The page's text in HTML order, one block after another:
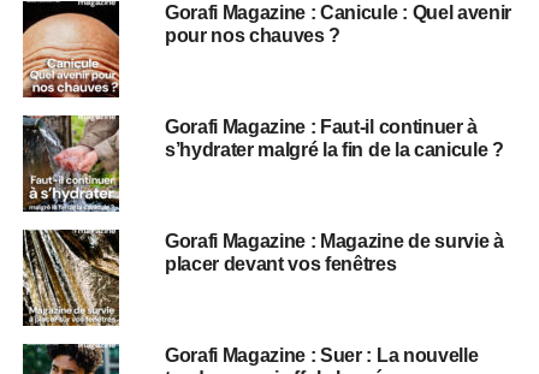
Gorafi Magazine : Canicule : Quel avenir
pour nos chauves ?
Gorafi Magazine : Faut-il continuer à
s’hydrater malgré la fin de la canicule ?
Gorafi Magazine : Magazine de survie à
placer devant vos fenêtres
Gorafi Magazine : Suer : La nouvelle